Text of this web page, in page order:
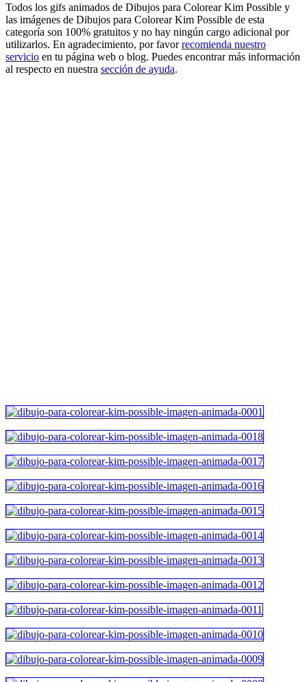
Todos los gifs animados de Dibujos para Colorear Kim Possible y
las imágenes de Dibujos para Colorear Kim Possible de esta
categoría son 100% gratuitos y no hay ningún cargo adicional por
utilizarlos. En agradecimiento, por favorrecomienda nuestro
servicio en tu página web o blog. Puedes encontrar más información
al respecto en nuestra sección de ayuda.